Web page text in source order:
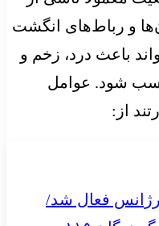
و رباط‌های انگشت
باعث درد، زخم و
شود. عوامل
از: